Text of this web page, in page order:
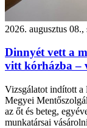
2026. augusztus 08.,
Dinnyét vett a
vitt kórházba –
Vizsgálatot indított
Megyei
az őt és beteg,
munkatársai